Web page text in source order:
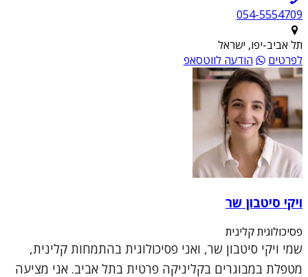
054-5554709
תל אביב-יפו, ישראל
לפרטים
הודעה לווטסאפ
ויקי סיטבון שר
פסיכולוגית קלינית
שמי ויקי סיטבון שר, ואני פסיכולוגית בהתמחות קלינית,
מטפלת במבוגרים בקליניקה פרטית בתל אביב. אני מציעה